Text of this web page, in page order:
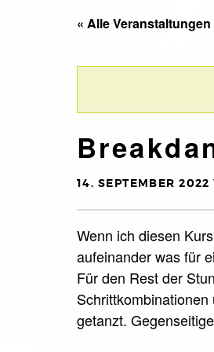
« Alle Veranstaltungen
14. SEPTEMBER
Wenn ich diesen
aufeinander was für
Für den Rest der
getanzt.